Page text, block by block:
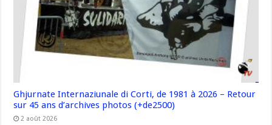
Ghjurnate Internaziunale di Corti, de 1981 à 2026 – Retour
sur 45 ans d’archives photos (+de2500)
2 août 2026